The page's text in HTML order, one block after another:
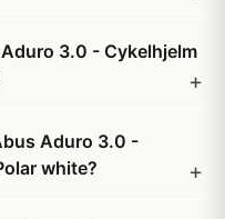
3.0 - Cykelhjelm
Aduro 3.0 -
white?